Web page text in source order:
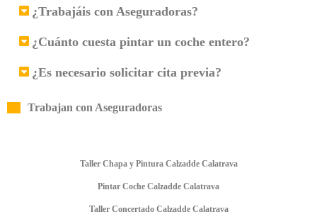
¿Trabajáis con Aseguradoras?
¿Cuánto cuesta pintar un coche entero?
¿Es necesario solicitar cita previa?
Trabajan con Aseguradoras
Taller Chapa y Pintura Calzadde Calatrava
Pintar Coche Calzadde Calatrava
Taller Concertado Calzadde Calatrava